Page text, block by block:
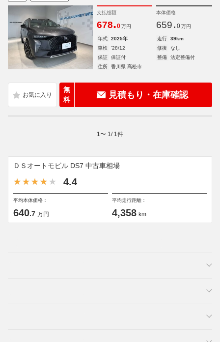
支払総額
678.0 万円
本体価格
659. 0 万円
年式 2025年 走行
39km
車検
'28/12 修復
なし
保証
保証付 整備
法定整備付
住所
香川県 高松市
無
料
見積もり・在庫確認
1 〜 1 / 1 件
ＤＳオートモビル DS7 中古車相場
4.4
平均本体価格：
640.7 万円
平均走行距離：
4,358 km